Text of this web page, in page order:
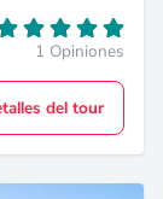
1 Opiniones
del tour